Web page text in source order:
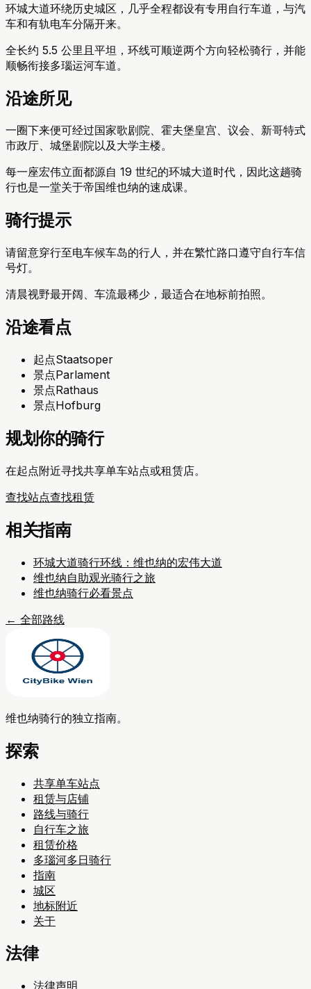
环城大道环绕历史城区，几乎全程都设有专用自行车道，与汽
车和有轨电车分隔开来。
全长约 5.5 公里且平坦，环线可顺逆两个方向轻松骑行，并能
顺畅衔接多瑙运河车道。
沿途所见
一圈下来便可经过国家歌剧院、霍夫堡皇宫、议会、新哥特式
市政厅、城堡剧院以及大学主楼。
每一座宏伟立面都源自 19 世纪的环城大道时代，因此这趟骑
行也是一堂关于帝国维也纳的速成课。
骑行提示
请留意穿行至电车候车岛的行人，并在繁忙路口遵守自行车信
号灯。
清晨视野最开阔、车流最稀少，最适合在地标前拍照。
沿途看点
起点Staatsoper
景点Parlament
景点Rathaus
景点Hofburg
规划你的骑行
在起点附近寻找共享单车站点或租赁店。
查找站点查找租赁
相关指南
环城大道骑行环线：维也纳的宏伟大道
维也纳自助观光骑行之旅
维也纳骑行必看景点
← 全部路线
维也纳骑行的独立指南。
探索
共享单车站点
租赁与店铺
路线与骑行
自行车之旅
租赁价格
多瑙河多日骑行
指南
城区
地标附近
关于
法律
法律声明